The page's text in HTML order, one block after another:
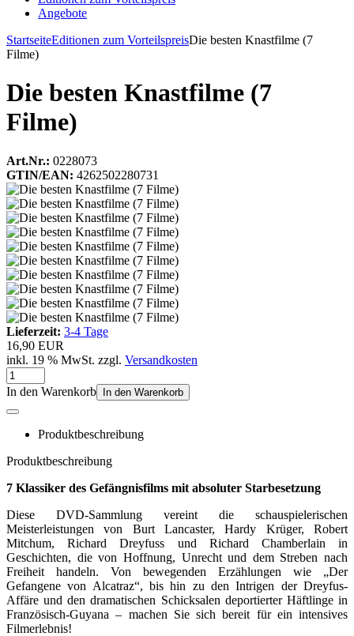
Angebote
StartseiteEditionen zum VorteilspreisDie besten Knastfilme (7
Filme)
Die besten Knastfilme (7
Filme)
Art.Nr.: 0228073
GTIN/EAN: 4262502280731
Lieferzeit: 3-4 Tage
16,90 EUR
inkl. 19 % MwSt. zzgl. Versandkosten
In den Warenkorb In den Warenkorb
Produktbeschreibung
Produktbeschreibung
7 Klassiker des Gefängnisfilms mit absoluter Starbesetzung
Diese DVD-Sammlung vereint die schauspielerischen
Meisterleistungen von Burt Lancaster, Hardy Krüger, Robert
Mitchum, Richard Dreyfuss und Richard Chamberlain in
Geschichten, die von Hoffnung, Unrecht und dem Streben nach
Freiheit handeln. Von bewegenden Erzählungen wie „Der
Gefangene von Alcatraz“, bis hin zu den Intrigen der Dreyfus-
Affäre und den dramatischen Schicksalen deportierter Häftlinge in
Französisch-Guyana – machen Sie sich bereit für ein intensives
Filmerlebnis!